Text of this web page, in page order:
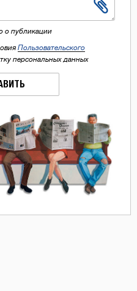
о публикации
Пользовательского
персональных данных